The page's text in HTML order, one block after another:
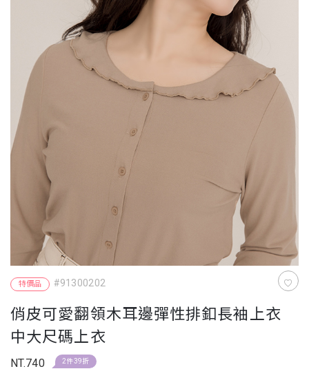
特價品 #91300202
俏皮可愛翻領木耳邊彈性排釦長袖上衣
中大尺碼上衣
NT.740 2件39折